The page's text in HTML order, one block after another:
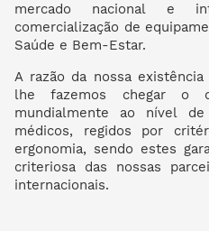
mercado nacional e
comercialização de
Saúde e Bem-Estar.
A razão da nossa
lhe fazemos chegar o
mundialmente ao nível
médicos, regidos por
ergonomia, sendo estes
criteriosa das nossas
internacionais.